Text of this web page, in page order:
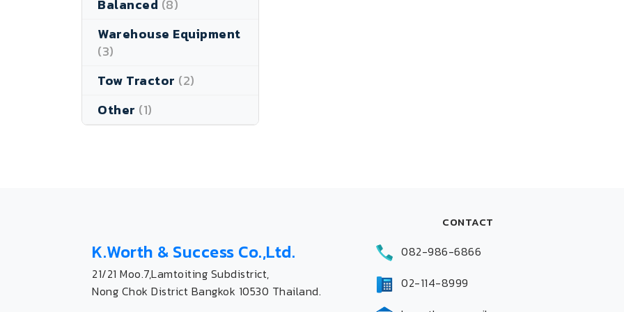
Balanced (8)
Warehouse Equipment
(3)
Tow Tractor (2)
Other (1)
CONTACT
K.Worth & Success Co.,Ltd.
21/21 Moo.7,Lamtoiting Subdistrict,
Nong Chok District Bangkok 10530 Thailand.
082-986-6866
02-114-8999